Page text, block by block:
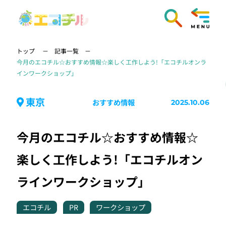
トップ
記事一覧
今月のエコチル☆おすすめ情報☆楽しく工作しよう!「エコチルオンラ
インワークショップ」
東京 おすすめ情報 2025.10.06
今月のエコチル☆おすすめ情報☆
楽しく工作しよう!「エコチルオン
ラインワークショップ」
エコチル PR ワークショップ